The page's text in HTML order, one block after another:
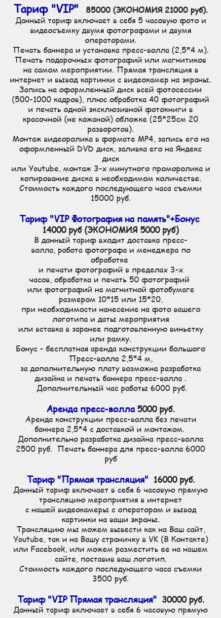
Тариф "VIP" 85000 (ЭКОНОМИЯ 21000 руб).
Данный тариф включает в себя 5 часовую фото и
видеосъемку двумя фотографами и двумя
операторами.
Печать баннера и установка пресс-волла (2,5*4 м).
Печать подарочных фотографий или магнитиков
на самом мероприятии. Прямая трансляция в
интернет и вывод картинки с видеокамер на экраны.
Запись на оформленный диск всей фотосессии
(500-1000 кадров), плюс обработка 40 фотографий
и печать одной эксклюзивной фотокниги в
красочной (не кожаной) обложке (25*25см 20
разворотов).
Монтаж видеоролика в формате MP4, запись его на
оформленный DVD диск, заливка его на Яндекс
диск
или Youtube, монтаж 3-х минутного проморолика и
копирование диска в необходимом количестве.
Стоимость каждого последующего часа съемки
15000 руб.
Тариф "VIP Фотография на память"+Бонус
14000 руб (ЭКОНОМИЯ 5000 руб)
В данный тариф входит доставка пресс-
волла, работа фотографа и менеджера по
обработке
и печати фотографий в пределах 3-х
часов, обработка и печать 50 фотографий
или фотографий на магнитной фотобумаге
размером 10*15 или 15*20,
при необходимости нанесение на фото вашего
логотипа и даты мероприятия
или вставка в заранее подготовленную виньетку
или рамку.
Бонус - бесплатная аренда конструкции большого
Пресс-волла 2,5*4 м,
за дополнительную плату возможна разработка
дизайна и печать баннера пресс-волла .
Дополнительный час работы 6000 руб.
Аренда пресс-волла5000 руб.
Аренда конструкции пресс-волла без печати
баннера 2,5*4 с доставкой и монтажом.
Дополнительно разработка дизайна пресс-волла
2500 руб. Печать баннера для пресс-волла 6000
руб
Тариф "Прямая трансляция" 16000 руб.
Данный тариф включает в себя 6 часовую прямую
трансляцию мероприятия в интернет
с нашей видеокамеры с оператором и вывод
картинки на ваши экраны.
Трансляцию мы можем вывести как на Ваш сайт,
Youtube, так и на Вашу страничку в VK (В Контакте)
или Facebook, или можем разместить ее на нашем
сайте, поставив ваш логотип.
Стоимость каждого последующего часа съемки
3500 руб.
Тариф "VIP Прямая трансляция" 30000 руб.
Данный тариф включает в себя 6 часовую прямую